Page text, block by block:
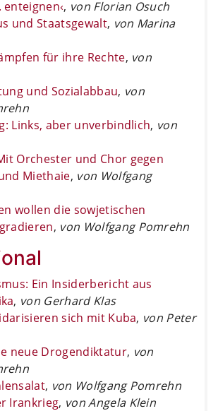
, von Florian Osuch
und Staatsgewalt, von Marina
für ihre Rechte, von
und Sozialabbau, von
Links, aber unverbindlich, von
Orchester und Chor gegen
Miethaie, von Wolfgang
wollen die sowjetischen
, von Wolfgang Pomrehn
Ein Insiderbericht aus
, von Gerhard Klas
sich mit Kuba, von Peter
neue Drogendiktatur, von
, von Wolfgang Pomrehn
Irankrieg, von Angela Klein